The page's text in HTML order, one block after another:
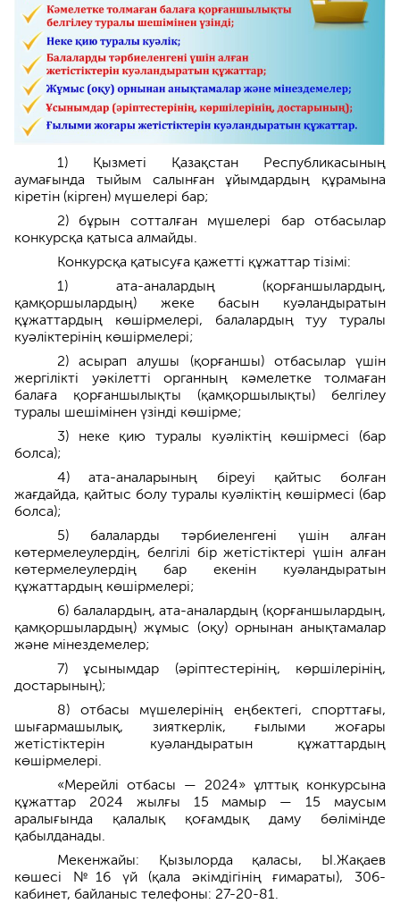
1) Қызметі Қазақстан Республикасының
аумағында тыйым салынған ұйымдардың құрамына
кіретін (кірген) мүшелері бар;
2) бұрын сотталған мүшелері бар отбасылар
конкурсқа қатыса алмайды.
Конкурсқа қатысуға қажетті құжаттар тізімі:
1) ата-аналардың (қорғаншылардың,
қамқоршылардың) жеке басын куәландыратын
құжаттардың көшірмелері, балалардың туу туралы
куәліктерінің көшірмелері;
2) асырап алушы (қорғаншы) отбасылар үшін
жергілікті уәкілетті органның кәмелетке толмаған
балаға қорғаншылықты (қамқоршылықты) белгілеу
туралы шешімінен үзінді көшірме;
3) неке қию туралы куәліктің көшірмесі (бар
болса);
4) ата-аналарының біреуі қайтыс болған
жағдайда, қайтыс болу туралы куәліктің көшірмесі (бар
болса);
5) балаларды тәрбиеленгені үшін алған
көтермелеулердің, белгілі бір жетістіктері үшін алған
көтермелеулердің бар екенін куәландыратын
құжаттардың көшірмелері;
6) балалардың, ата-аналардың (қорғаншылардың,
қамқоршылардың) жұмыс (оқу) орнынан анықтамалар
және мінездемелер;
7) ұсынымдар (әріптестерінің, көршілерінің,
достарының);
8) отбасы мүшелерінің еңбектегі, спорттағы,
шығармашылық, зияткерлік, ғылыми жоғары
жетістіктерін куәландыратын құжаттардың
көшірмелері.
«Мерейлі отбасы — 2024» ұлттық конкурсына
құжаттар 2024 жылғы 15 мамыр — 15 маусым
аралығында қалалық қоғамдық даму бөлімінде
қабылданады.
Мекенжайы: Қызылорда қаласы, Ы.Жақаев
көшесі №16 үй (қала әкімдігінің ғимараты), 306-
кабинет, байланыс телефоны: 27-20-81.